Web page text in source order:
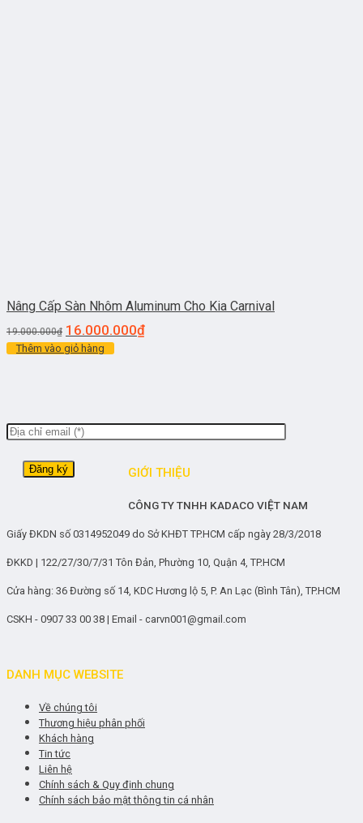
Nâng Cấp Sàn Nhôm Aluminum Cho Kia Carnival
19.000.000₫ 16.000.000₫
Thêm vào giỏ hàng
GIỚI THIỆU
CÔNG TY TNHH KADACO VIỆT NAM
Giấy ĐKDN số 0314952049 do Sở KHĐT TP.HCM cấp ngày 28/3/2018
ĐKKD | 122/27/30/7/31 Tôn Đản, Phường 10, Quận 4, TP.HCM
Cửa hàng: 36 Đường số 14, KDC Hương lộ 5, P. An Lạc (Bình Tân), TP.HCM
CSKH - 0907 33 00 38 | Email - carvn001@gmail.com
DANH MỤC WEBSITE
Về chúng tôi
Thương hiệu phân phối
Khách hàng
Tin tức
Liên hệ
Chính sách & Quy định chung
Chính sách bảo mật thông tin cá nhân